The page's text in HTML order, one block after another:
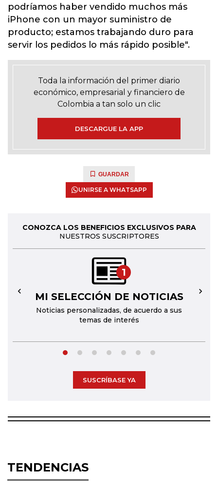
podríamos haber vendido muchos más
iPhone con un mayor suministro de
producto; estamos trabajando duro para
servir los pedidos lo más rápido posible".
Toda la información del primer diario
económico, empresarial y financiero de
Colombia a tan solo un clic
DESCARGUE LA APP
GUARDAR
UNIRSE A WHATSAPP
CONOZCA LOS BENEFICIOS EXCLUSIVOS PARA
NUESTROS SUSCRIPTORES
1
MI SELECCIÓN DE NOTICIAS
Noticias personalizadas, de acuerdo a sus
temas de interés
← →
SUSCRÍBASE YA
TENDENCIAS